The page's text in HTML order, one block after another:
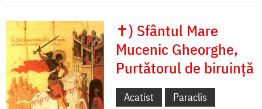
✝) Sfântul Mare
Mucenic Gheorghe,
Purtătorul de biruință
Acatist
Paraclis